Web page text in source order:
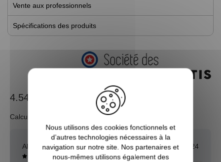
Vente aux professionnels
Spécifications des produits
4.54 / 5
Calculé à partir de 313 avis.
Alexis T. 31/12/2024
Nous utilisons des cookies fonctionnels et
d’autres technologies nécessaires à la
navigation sur notre site. Nos partenaires et
nous-mêmes utilisons également des